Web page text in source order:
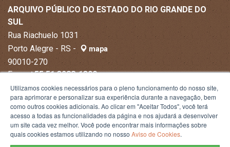
ARQUIVO PÚBLICO DO ESTADO DO RIO GRANDE DO
SUL
Rua Riachuelo 1031
Porto Alegre - RS -
mapa
90010-270
Fone:+55 51 3288-1300
Utilizamos cookies necessários para o pleno funcionamento do nosso site,
para aprimorar e personalizar sua experiência durante a navegação, bem
como outros cookies adicionais. Ao clicar em "Aceitar Todos", você terá
acesso a todas as funcionalidades da página e nos ajudará a desenvolver
um site cada vez melhor. Você pode encontrar mais informações sobre
quais cookies estamos utilizando no nosso Aviso de Cookies.